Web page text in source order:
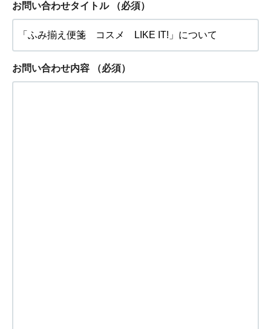
お問い合わせタイトル （必須）
お問い合わせ内容 （必須）